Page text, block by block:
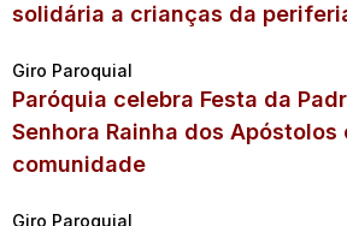
solidária a crianças da
Giro Paroquial
Paróquia celebra Festa da
Senhora Rainha dos Apóstolos
comunidade
Giro Paroquial